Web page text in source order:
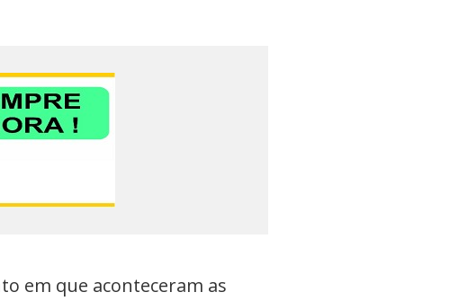
em que aconteceram as